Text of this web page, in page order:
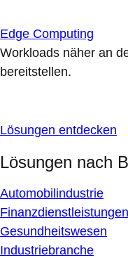
Edge Computing
Workloads näher an
bereitstellen.
Lösungen entdecken
Lösungen nach
Automobilindustrie
Finanzdienstleistungen
Gesundheitswesen
Industriebranche